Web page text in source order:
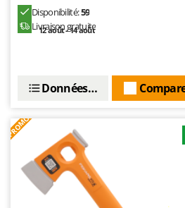
Disponibilité:59
Livraison gratuite
12 août - 14 août
Données techniques
PROMO